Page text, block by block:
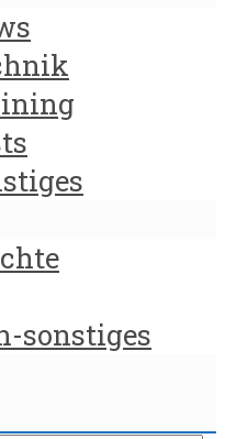
sonstiges